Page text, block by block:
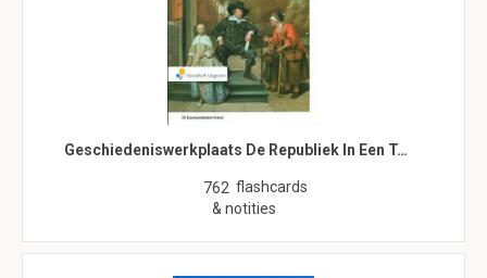
Geschiedeniswerkplaats De Republiek In Een T…
762 flashcards
& notities